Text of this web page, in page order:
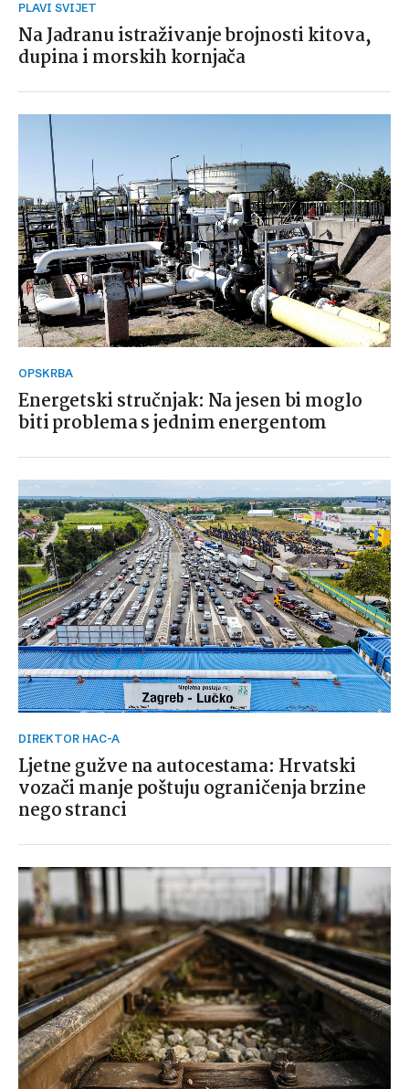
PLAVI SVIJET
Na Jadranu istraživanje brojnosti kitova,
dupina i morskih kornjača
OPSKRBA
Energetski stručnjak: Na jesen bi moglo
biti problema s jednim energentom
DIREKTOR HAC-A
Ljetne gužve na autocestama: Hrvatski
vozači manje poštuju ograničenja brzine
nego stranci